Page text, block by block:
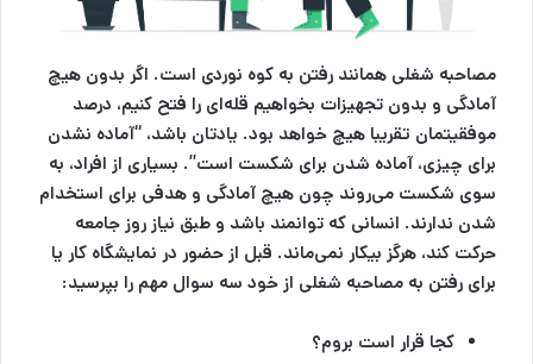
مصاحبه شغلی همانند رفتن به کوه نوردی است. اگر بدون هیچ
آمادگی و بدون تجهیزات بخواهیم قله‌ای را فتح کنیم، درصد
موفقیتمان تقریبا هیچ خواهد بود. یادتان باشد، “آماده نشدن
برای چیزی، آماده شدن برای شکست است”. بسیاری از افراد، به
سوی شکست می‌روند چون هیچ آمادگی و هدفی برای استخدام
شدن ندارند. انسانی که توانمند باشد و طبق نیاز روز جامعه
حرکت کند، هرگز بیکار نمی‌ماند. قبل از حضور در نمایشگاه کار یا
برای رفتن به مصاحبه شغلی از خود سه سوال مهم را بپرسید:
کجا قرار است بروم؟